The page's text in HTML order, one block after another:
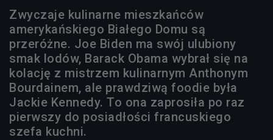
Zwyczaje kulinarne mieszkańców
amerykańskiego Białego Domu są
przeróżne. Joe Biden ma swój ulubiony
smak lodów, Barack Obama wybrał się na
kolację z mistrzem kulinarnym Anthonym
Bourdainem, ale prawdziwą foodie była
Jackie Kennedy. To ona zaprosiła po raz
pierwszy do posiadłości francuskiego
szefa kuchni.